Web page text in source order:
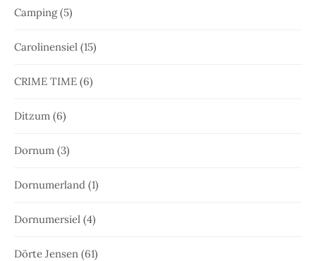
Camping(5)
Carolinensiel (15)
CRIME TIME (6)
Ditzum (6)
Dornum (3)
Dornumerland (1)
Dornumersiel (4)
Dörte Jensen (61)